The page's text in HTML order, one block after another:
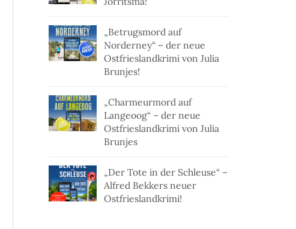
„Betrugsmord auf
Norderney“ – der neue
Ostfrieslandkrimi von Julia
Brunjes!
„Charmeurmord auf
Langeoog“ – der neue
Ostfrieslandkrimi von Julia
Brunjes
„Der Tote in der Schleuse“ –
Alfred Bekkers neuer
Ostfrieslandkrimi!